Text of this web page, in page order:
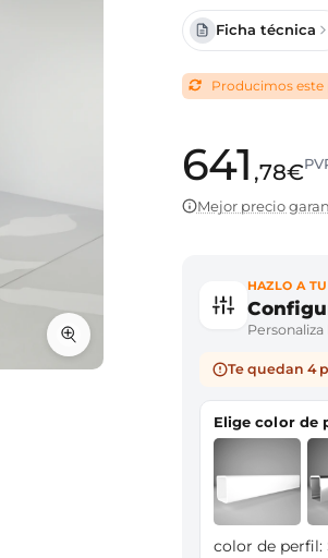
Ficha técnica
Producimos
641 ,78€
Mejor precio
HAZLO A
Te quedan 4
Elige color de
color de perfil: